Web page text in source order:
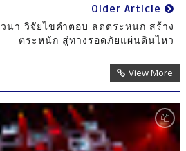
Older Article
นา วิจัยไขคำตอบ ลดตระหนก สร้าง
ตระหนัก สู่ทางรอดภัยแผ่นดินไหว
View More